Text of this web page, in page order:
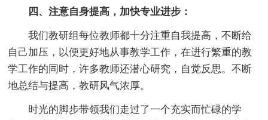
四、注意自身提高，加快专业进步：
我们教研组每位教师都十分注重自我提高，不断给
自己加压，以便更好地从事教学工作，在进行繁重的教
学工作的同时，许多教师还潜心研究，自觉反思。不断
地总结与提高，教研风气浓厚。
时光的脚步带领我们走过了一个充实而忙碌的学